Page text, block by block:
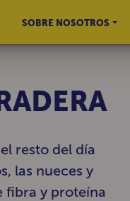
SOBRE NOSOTROS
resto del día
las nueces y
fibra y proteína